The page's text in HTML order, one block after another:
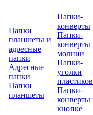
Папки
планшеты и
адресные
папки
Адресные
папки
Папки
планшеты
Папки-
конверты
Папки-
конверты
молнии
Папки-
уголки
Папки-
конверты
кнопке